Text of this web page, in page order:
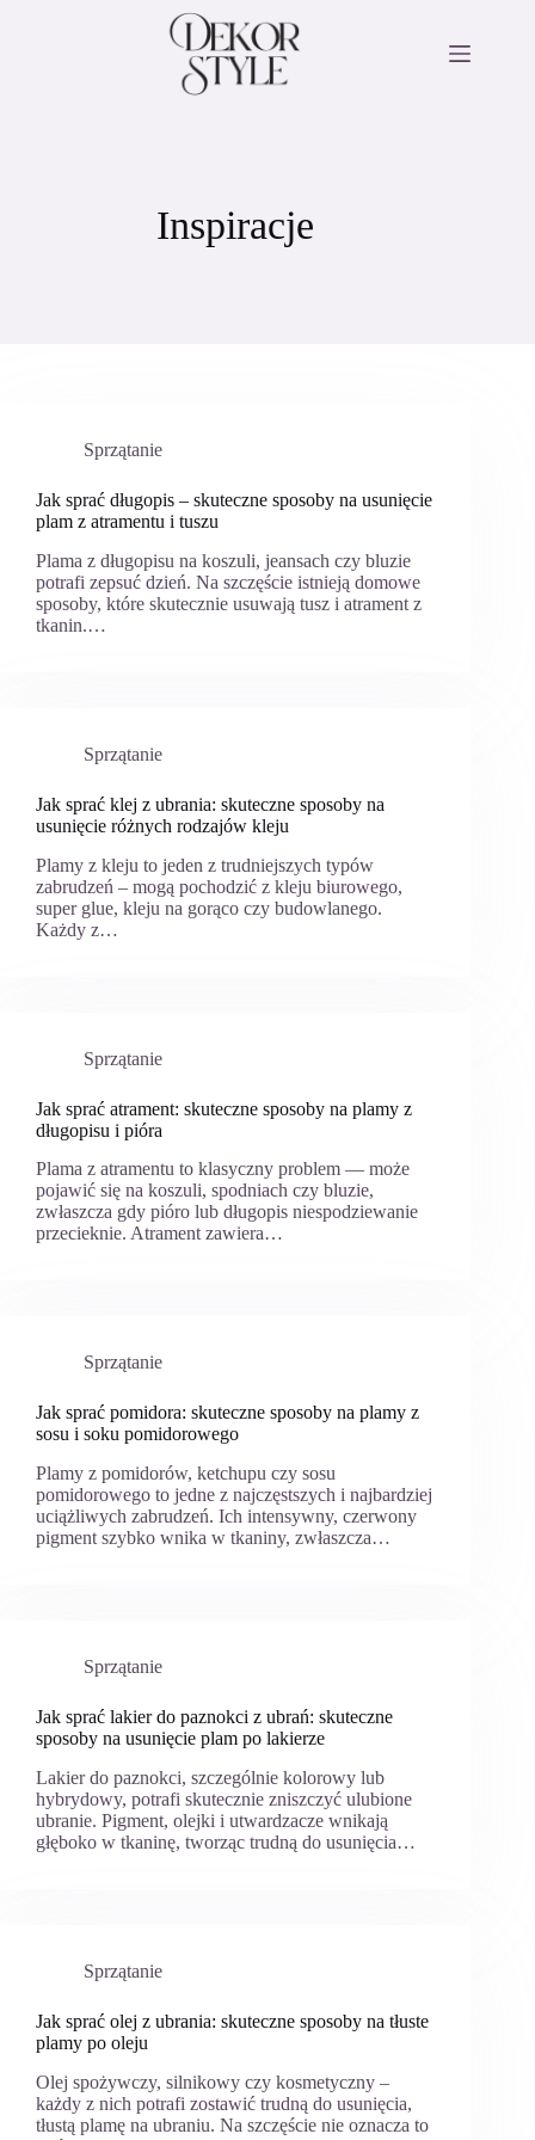
Inspiracje
Sprzątanie
Jak sprać długopis – skuteczne sposoby na usunięcie
plam z atramentu i tuszu
Plama z długopisu na koszuli, jeansach czy bluzie
potrafi zepsuć dzień. Na szczęście istnieją domowe
sposoby, które skutecznie usuwają tusz i atrament z
tkanin.…
Sprzątanie
Jak sprać klej z ubrania: skuteczne sposoby na
usunięcie różnych rodzajów kleju
Plamy z kleju to jeden z trudniejszych typów
zabrudzeń – mogą pochodzić z kleju biurowego,
super glue, kleju na gorąco czy budowlanego.
Każdy z…
Sprzątanie
Jak sprać atrament: skuteczne sposoby na plamy z
długopisu i pióra
Plama z atramentu to klasyczny problem — może
pojawić się na koszuli, spodniach czy bluzie,
zwłaszcza gdy pióro lub długopis niespodziewanie
przecieknie. Atrament zawiera…
Sprzątanie
Jak sprać pomidora: skuteczne sposoby na plamy z
sosu i soku pomidorowego
Plamy z pomidorów, ketchupu czy sosu
pomidorowego to jedne z najczęstszych i najbardziej
uciążliwych zabrudzeń. Ich intensywny, czerwony
pigment szybko wnika w tkaniny, zwłaszcza…
Sprzątanie
Jak sprać lakier do paznokci z ubrań: skuteczne
sposoby na usunięcie plam po lakierze
Lakier do paznokci, szczególnie kolorowy lub
hybrydowy, potrafi skutecznie zniszczyć ulubione
ubranie. Pigment, olejki i utwardzacze wnikają
głęboko w tkaninę, tworząc trudną do usunięcia…
Sprzątanie
Jak sprać olej z ubrania: skuteczne sposoby na tłuste
plamy po oleju
Olej spożywczy, silnikowy czy kosmetyczny –
każdy z nich potrafi zostawić trudną do usunięcia,
tłustą plamę na ubraniu. Na szczęście nie oznacza to